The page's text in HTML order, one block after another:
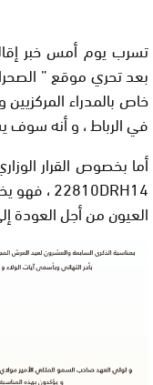
تسرب يوم أمس خبر
بعد تحري موقع ”
خاص بالمدراء
في الرباط ، و أنه سوف
أما بخصوص القرار
22810DRH14، فهو
العيون من أجل العودة